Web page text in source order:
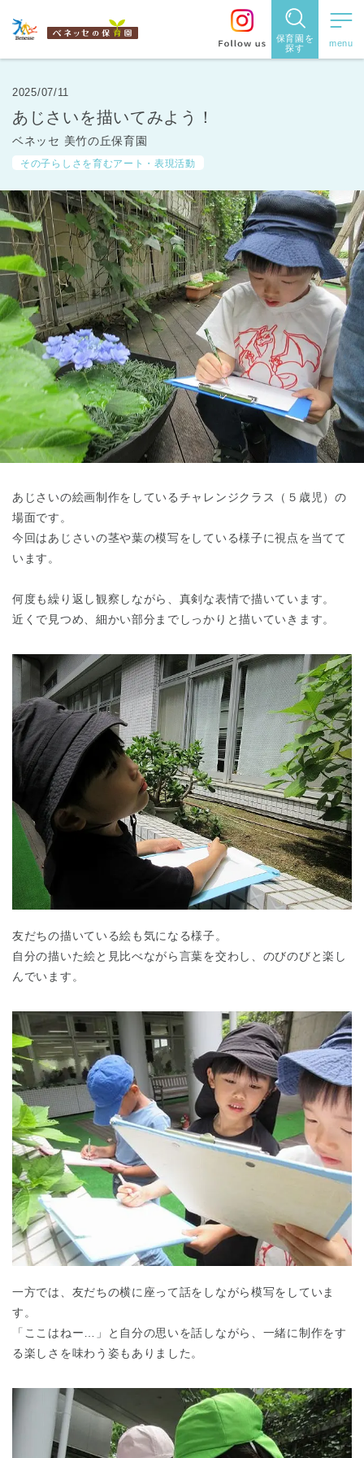
保育園を
探す
保育園を探す
住所・駅
名から探
す
都道府県
から探す
東京都
東京都 全域
2025/07/11
あじさいを描いてみよう！
ベネッセ 美竹の丘保育園
その子らしさを育むアート・表現活動
あじさいの絵画制作をしているチャレンジクラス（５歳児）の
場面です。
今回はあじさいの茎や葉の模写をしている様子に視点を当てて
います。
何度も繰り返し観察しながら、真剣な表情で描いています。
近くで見つめ、細かい部分までしっかりと描いていきます。
友だちの描いている絵も気になる様子。
自分の描いた絵と見比べながら言葉を交わし、のびのびと楽し
んでいます。
一方では、友だちの横に座って話をしながら模写をしていま
す。
「ここはねー…」と自分の思いを話しながら、一緒に制作をす
る楽しさを味わう姿もありました。